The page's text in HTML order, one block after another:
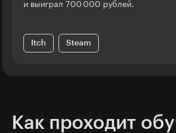
и выиграл 700 000 рублей.
Itch Steam
Как проходит